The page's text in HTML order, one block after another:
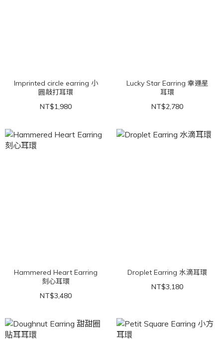
Imprinted circle earring 小
圓敲打耳環
NT$1,980
Lucky Star Earring 幸運星
耳環
NT$2,780
Hammered Heart Earring
刻心耳環
NT$3,480
Droplet Earring 水滴耳環
NT$3,180